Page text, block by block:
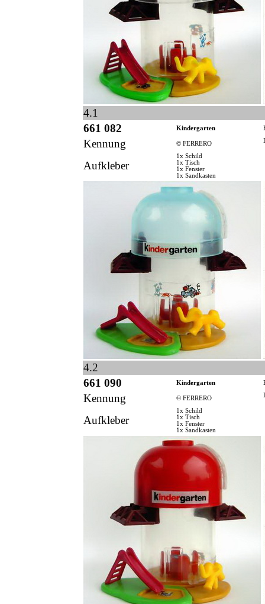
4.1
661 082
Kindergarten
Kennung © FERRERO
Aufkleber
1x Schild
1x Tisch
1x Fenster
1x Sandkasten
4.2
661 090
Kindergarten
Kennung © FERRERO
Aufkleber
1x Schild
1x Tisch
1x Fenster
1x Sandkasten